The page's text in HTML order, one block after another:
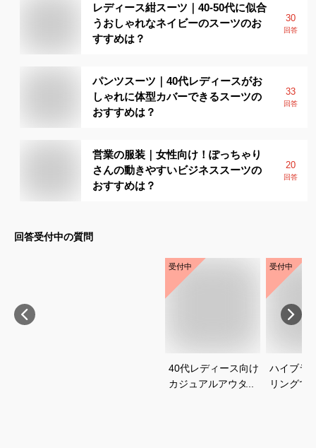
レディース紺スーツ｜40-50代に似合
うおしゃれなネイビーのスーツのお
すすめは？
30
回答
パンツスーツ｜40代レディースがお
しゃれに体型カバーできるスーツの
おすすめは？
33
回答
営業の服装｜女性向け！ぽっちゃり
さんの動きやすいビジネススーツの
おすすめは？
20
回答
回答受付中の質問
受付中
40代レディース向け
カジュアルアウター
受付中
ハイブラ
リングで